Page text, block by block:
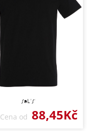
Cena od 88,45Kč